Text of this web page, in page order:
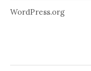
WordPress.org